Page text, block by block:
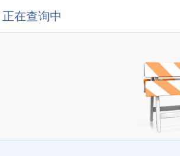
正在查询中